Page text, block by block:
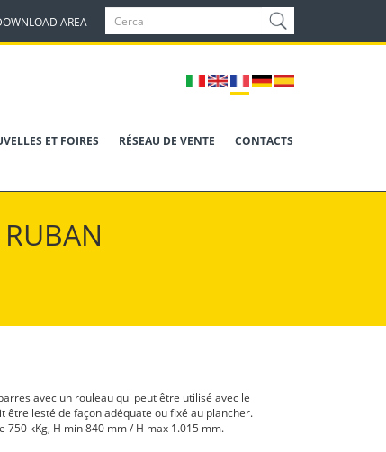
AREA
ET FOIRES RÉSEAU DE VENTE CONTACTS
avec un rouleau qui peut être utilisé avec le
être lesté de façon adéquate ou fixé au plancher.
750 kKg, H min 840 mm / H max 1.015 mm.